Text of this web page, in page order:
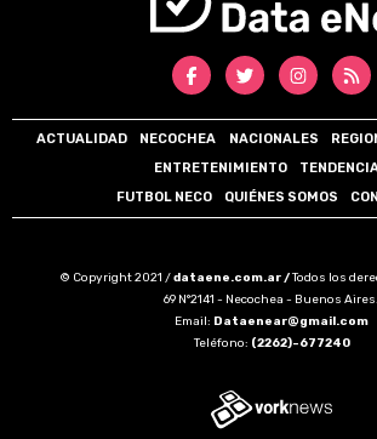
ACTUALIDAD NECOCHEA NACIONALES
ENTRETENIMIENTO
FUTBOL NECO
QUIÉNES SOMOS
© Copyright 2021 /dataene.com.ar /Todos los
69 N°2141 - Necochea - Buenos Aires.
Email: Dataenear@gmail.com
Teléfono: (2262)-677240